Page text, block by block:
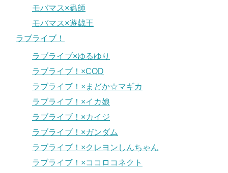
モバマス×蟲師
モバマス×遊戯王
ラブライブ！
ラブライブ×ゆるゆり
ラブライブ！×COD
ラブライブ！×まどか☆マギカ
ラブライブ！×イカ娘
ラブライブ！×カイジ
ラブライブ！×ガンダム
ラブライブ！×クレヨンしんちゃん
ラブライブ！×ココロコネクト